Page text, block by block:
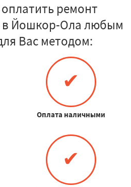
ремонт
в Йошкор-Ола любым
Вас методом:
✔
Оплата наличными
✔